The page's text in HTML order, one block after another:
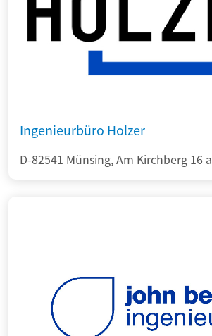
Ingenieurbüro Holzer
D-82541 Münsing, Am Kirchberg 16 a